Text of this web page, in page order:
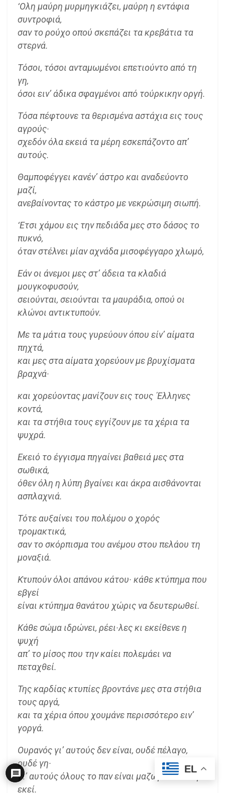
‘Ολη μαύρη μυρμηγκιάζει, μαύρη η εντάφια
συντροφιά,
σαν το ρούχο οπού σκεπάζει τα κρεβάτια τα
στερνά.
Τόσοι, τόσοι ανταμωμένοι επετιούντο από τη
γη,
όσοι ειν’ άδικα σφαγμένοι από τούρκικην οργή.
Τόσα πέφτουνε τα θερισμένα αστάχια εις τους
αγρούς·
σχεδόν όλα εκειά τα μέρη εσκεπάζοντο απ’
αυτούς.
Θαμποφέγγει κανέν’ άστρο και αναδεύοντο
μαζί,
ανεβαίνοντας το κάστρο με νεκρώσιμη σιωπή.
‘Ετσι χάμου εις την πεδιάδα μες στο δάσος το
πυκνό,
όταν στέλνει μίαν αχνάδα μισοφέγγαρο χλωμό,
Eάν οι άνεμοι μες στ’ άδεια τα κλαδιά
μουγκοφυσούν,
σειούνται, σειούνται τα μαυράδια, οπού οι
κλώνοι αντικτυπούν.
Με τα μάτια τους γυρεύουν όπου είν’ αίματα
πηχτά,
και μες στα αίματα χορεύουν με βρυχίσματα
βραχνά·
και χορεύοντας μανίζουν εις τους ΄Ελληνες
κοντά,
και τα στήθια τους εγγίζουν με τα χέρια τα
ψυχρά.
Εκειό το έγγισμα πηγαίνει βαθειά μες στα
σωθικά,
όθεν όλη η λύπη βγαίνει και άκρα αισθάνονται
ασπλαχνιά.
Τότε αυξαίνει του πολέμου ο χορός
τρομακτικά,
σαν το σκόρπισμα του ανέμου στου πελάου τη
μοναξιά.
Κτυπούν όλοι απάνου κάτου· κάθε κτύπημα που
εβγεί
είναι κτύπημα θανάτου χώρις να δευτερωθεί.
Κάθε σώμα ιδρώνει, ρέει·λες κι εκείθενε η
ψυχή
απ’ το μίσος που την καίει πολεμάει να
πεταχθεί.
Της καρδίας κτυπίες βροντάνε μες στα στήθια
τους αργά,
και τα χέρια όπου χουμάνε περισσότερο ειν’
γοργά.
Ουρανός γι’ αυτούς δεν είναι, ουδέ πέλαγο,
ουδέ γη·
γι’ αυτούς όλους το παν είναι μαζωμένο αντάμα
εκεί.
EL